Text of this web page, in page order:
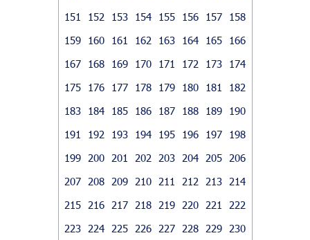
151
152 153 154 155 156 157
158
159
160 161 162 163 164 165
166
167
168 169 170 171 172 173
174
175
176 177 178 179 180 181
182
183
184 185 186 187 188 189
190
191
192 193 194 195 196 197
198
199
200 201 202 203 204 205
206
207
208 209 210 211 212 213
214
215
216 217 218 219 220 221
222
223
224 225 226 227 228 229
230